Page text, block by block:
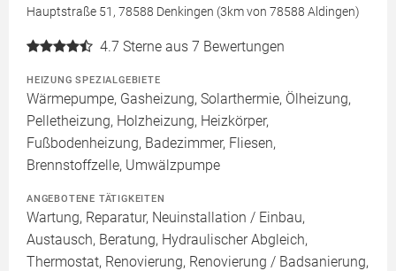
Hauptstraße 51, 78588 Denkingen (3km von 78588 Aldingen)
4.7 Sterne aus 7 Bewertungen
HEIZUNG SPEZIALGEBIETE
Wärmepumpe, Gasheizung, Solarthermie, Ölheizung,
Pelletheizung, Holzheizung, Heizkörper,
Fußbodenheizung, Badezimmer, Fliesen,
Brennstoffzelle, Umwälzpumpe
ANGEBOTENE TÄTIGKEITEN
Wartung, Reparatur, Neuinstallation / Einbau,
Austausch, Beratung, Hydraulischer Abgleich,
Thermostat, Renovierung, Renovierung / Badsanierung,